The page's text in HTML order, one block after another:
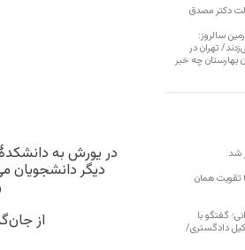
در یورش به
دیگر دانشجویان
از
دکتر مصدق
سالروز:
تهران در
۱۳۳۱ میدان بهارستان چه خبر
تقویت همان
گفتگو با
دادگستری/